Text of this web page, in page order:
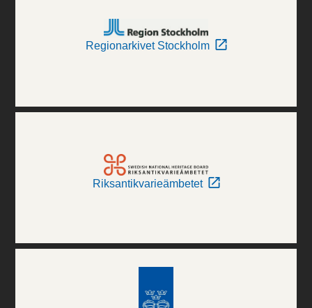
Regionarkivet Stockholm
Riksantikvarieämbetet